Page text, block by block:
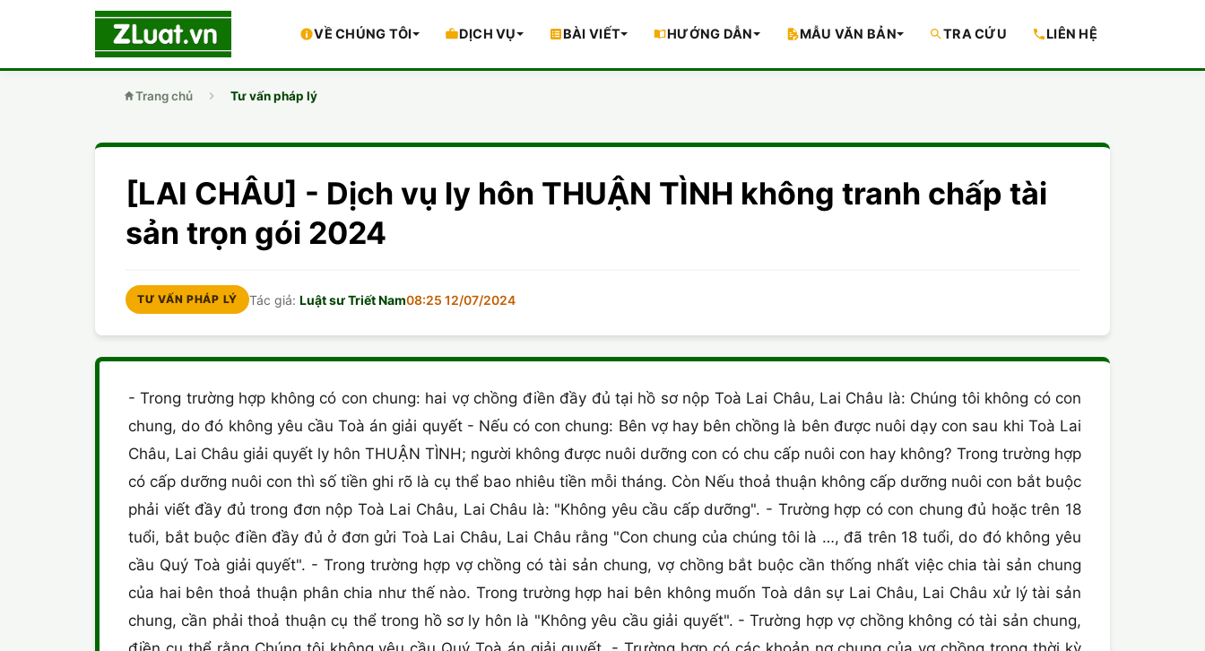
VỀ CHÚNG TÔI DỊCH VỤ BÀI VIẾT HƯỚNG DẪN MẪU VĂN BẢN TRA CỨU LIÊN HỆ
Trang chủ Tư vấn pháp lý
[LAI CHÂU] - Dịch vụ ly hôn THUẬN TÌNH không tranh chấp tài
sản trọn gói 2024
TƯ VẤN PHÁP LÝ Tác giả:Luật sư Triết Nam08:25 12/07/2024
- Trong trường hợp không có con chung: hai vợ chồng điền đầy đủ tại hồ sơ nộp Toà Lai Châu, Lai Châu là: Chúng tôi không có con
chung, do đó không yêu cầu Toà án giải quyết - Nếu có con chung: Bên vợ hay bên chồng là bên được nuôi dạy con sau khi Toà Lai
Châu, Lai Châu giải quyết ly hôn THUẬN TÌNH; người không được nuôi dưỡng con có chu cấp nuôi con hay không? Trong trường hợp
có cấp dưỡng nuôi con thì số tiền ghi rõ là cụ thể bao nhiêu tiền mỗi tháng. Còn Nếu thoả thuận không cấp dưỡng nuôi con bắt buộc
phải viết đầy đủ trong đơn nộp Toà Lai Châu, Lai Châu là: "Không yêu cầu cấp dưỡng". - Trường hợp có con chung đủ hoặc trên 18
tuổi, bắt buộc điền đầy đủ ở đơn gửi Toà Lai Châu, Lai Châu rằng "Con chung của chúng tôi là …, đã trên 18 tuổi, do đó không yêu
cầu Quý Toà giải quyết". - Trong trường hợp vợ chồng có tài sản chung, vợ chồng bắt buộc cần thống nhất việc chia tài sản chung
của hai bên thoả thuận phân chia như thế nào. Trong trường hợp hai bên không muốn Toà dân sự Lai Châu, Lai Châu xử lý tài sản
chung, cần phải thoả thuận cụ thể trong hồ sơ ly hôn là "Không yêu cầu giải quyết". - Trường hợp vợ chồng không có tài sản chung,